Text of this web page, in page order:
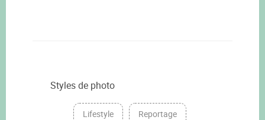
Styles de photo
Lifestyle Reportage